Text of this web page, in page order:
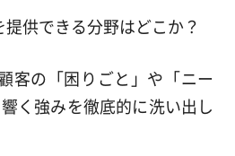
供できる分野はどこか？
客の「困りごと」や「ニー
く強みを徹底的に洗い出し